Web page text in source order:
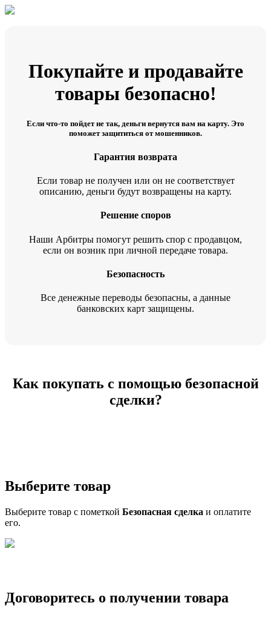
Покупайте и продавайте
товары безопасно!
Если что-то пойдет не так, деньги вернутся вам на карту. Это
поможет защититься от мошенников.
Гарантия возврата
Если товар не получен или он не соответствует
описанию, деньги будут возвращены на карту.
Решение споров
Наши Арбитры помогут решить спор с продавцом,
если он возник при личной передаче товара.
Безопасность
Все денежные переводы безопасны, а данные
банковских карт защищены.
Как покупать с помощью безопасной
сделки?
Выберите товар
Выберите товар с пометкой Безопасная сделка и оплатите
его.
Договоритесь о получении товара